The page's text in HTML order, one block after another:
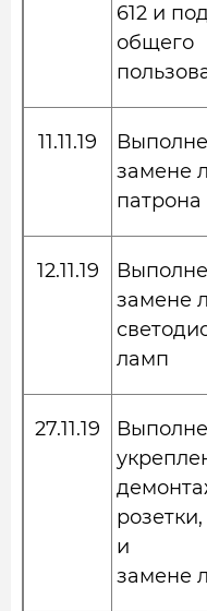
612 и
общего
11.11.19
замене
патрона
12.11.19
замене
ламп
27.11.19
и
замене